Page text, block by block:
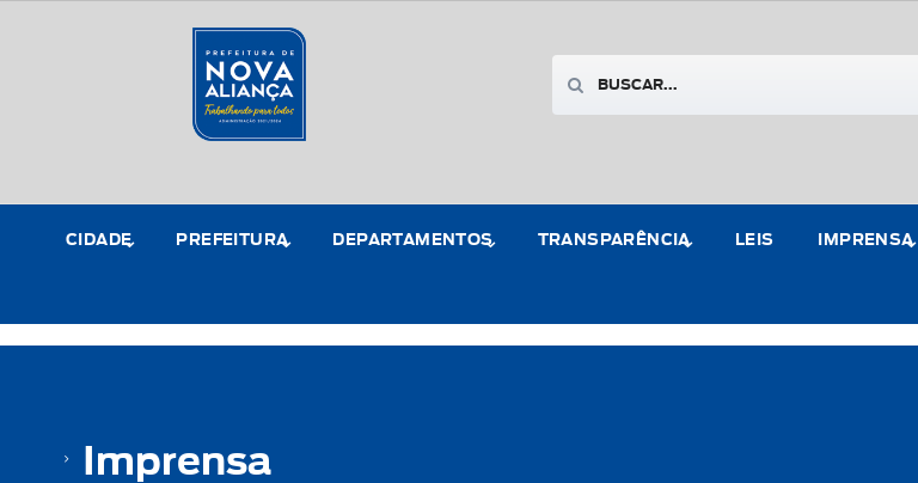
CIDADE PREFEITURA DEPARTAMENTOS TRANSPARÊNCIA LEIS IMPRENSA
Imprensa